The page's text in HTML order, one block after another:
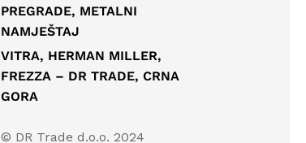
PREGRADE, METALNI
NAMJEŠTAJ
VITRA, HERMAN MILLER,
FREZZA – DR TRADE, CRNA
GORA
© DR Trade d.o.o. 2024